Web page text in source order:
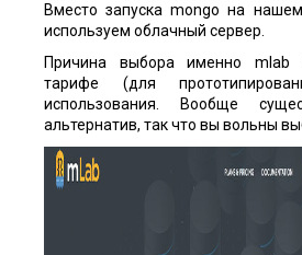
Вместо запуска mongo на
используем облачный сервер.
Причина выбора именно mlab
тарифе (для
использования. Вообще
альтернатив, так что вы вольны